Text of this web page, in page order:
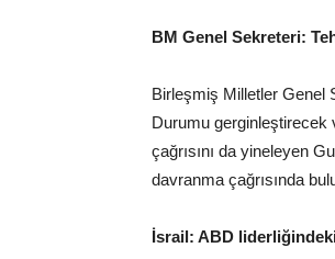
BM Genel Sekreteri:
Birleşmiş Milletler Genel
Durumu gerginleştirecek
çağrısını da yineleyen
davranma çağrısında
İsrail: ABD liderliğindeki